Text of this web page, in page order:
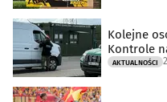
Kolejne
Kontrole
AKTUALNOŚCI